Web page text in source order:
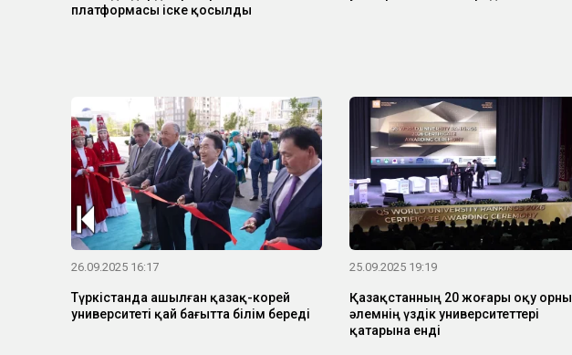
платформасы іске қосылды
26.09.2025 16:17
Түркістанда ашылған қазақ-корей
университеті қай бағытта білім береді
25.09.2025 19:19
Қазақстанның 20 жоғары оқу орны
әлемнің үздік университеттері
қатарына енді